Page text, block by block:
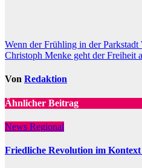
Beitragsnavigation
Wenn der Frühling in der
Christoph Menke geht der Freiheit
Von Redaktion
Ähnlicher Beitrag
News Regional
Friedliche Revolution im Kontext